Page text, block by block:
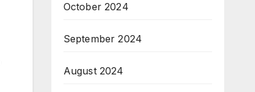
October 2024
September 2024
August 2024